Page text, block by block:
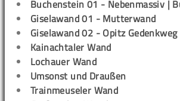
Buchenstein 01 - Nebenmassiv |
Giselawand 01 - Mutterwand
Giselawand 02 - Opitz Gedenkweg
Kainachtaler Wand
Lochauer Wand
Umsonst und Draußen
Trainmeuseler Wand